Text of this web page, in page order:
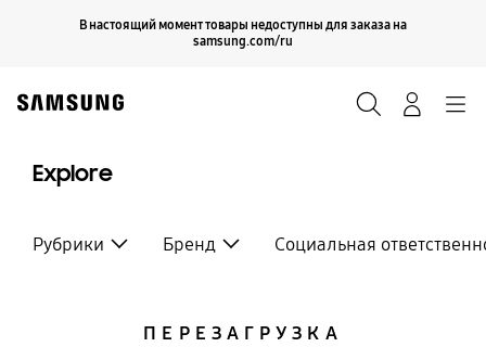
В настоящий момент товары недоступны для заказа на
samsung.com/ru
Продолжить
Explore
Рубрики Бренд Социальная
ПЕРЕЗАГРУЗКА